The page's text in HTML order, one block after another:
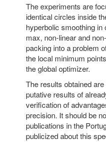
The experiments are
identical circles inside
hyperbolic smoothing
max, non-linear and
packing into a problem
the local minimum
the global optimizer.
The results obtained
putative results of
verification of
precision. It should be
publications in the
publicized about this